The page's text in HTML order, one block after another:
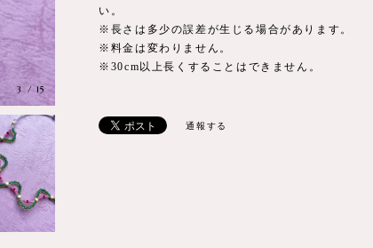
3 / 15
い。
※長さは多少の誤差が生じる場合があります。
※料金は変わりません。
※30cm以上長くすることはできません。
通報する